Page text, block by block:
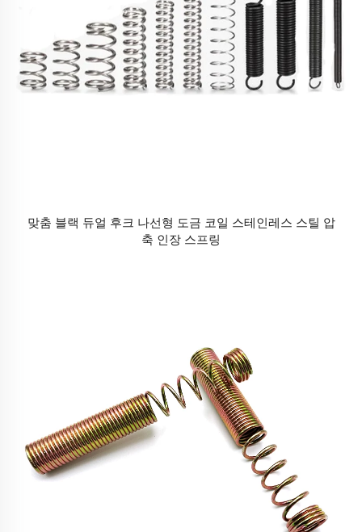
맞춤 블랙 듀얼 후크 나선형 도금 코일 스테인레스 스틸 압
축 인장 스프링